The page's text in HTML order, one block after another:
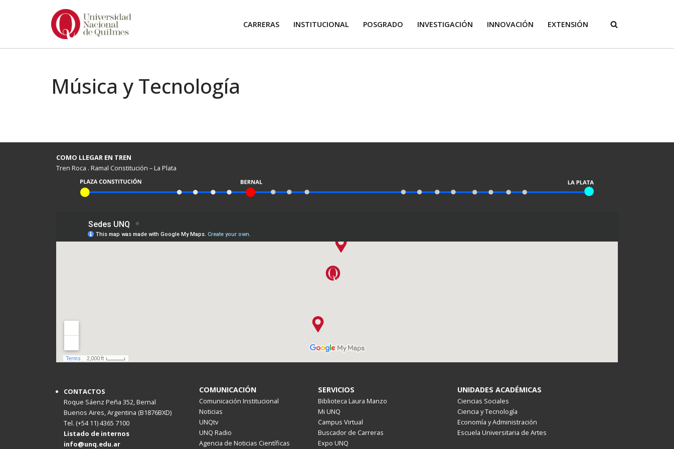
CARRERAS INSTITUCIONAL POSGRADO INVESTIGACIÓN INNOVACIÓN EXTENSIÓN
Música y Tecnología
COMO LLEGAR EN TREN
Tren Roca . Ramal Constitución – La Plata
CONTACTOS
Roque Sáenz Peña 352, Bernal
Buenos Aires, Argentina (B1876BXD)
Tel. (+54 11) 4365 7100
Listado de internos
info@unq.edu.ar
COMUNICACIÓN
Comunicación Institucional
Noticias
UNQtv
UNQ Radio
Agencia de Noticias Científicas
SERVICIOS
Biblioteca Laura Manzo
Mi UNQ
Campus Virtual
Buscador de Carreras
Expo UNQ
UNIDADES ACADÉMICAS
Ciencias Sociales
Ciencia y Tecnología
Economía y Administración
Escuela Universitaria de Artes